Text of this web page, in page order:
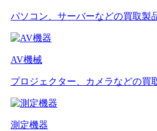
パソコン、サーバーなどの買取製
AV機械
プロジェクター、カメラなどの買
測定機器